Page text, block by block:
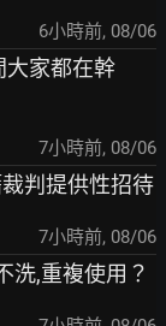
6小時前, 08/06
大家都在幹
7小時前, 08/06
判提供性招待
7小時前, 08/06
洗,重複使用？